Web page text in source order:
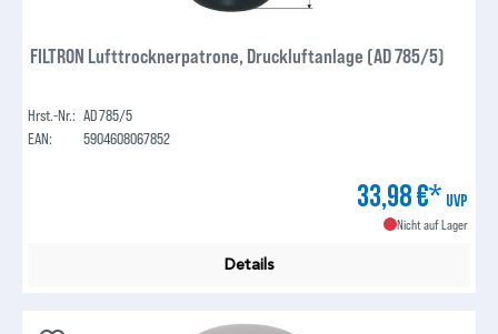
FILTRON Lufttrocknerpatrone, Druckluftanlage (AD 785/5)
Hrst.-Nr.: AD 785/5
EAN:
5904608067852
33,98 €* UVP
Nicht auf Lager
Details